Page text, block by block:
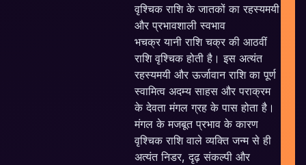
वृश्चिक राशि के जातकों का रहस्यमयी
और प्रभावशाली स्वभाव
भचक्र यानी राशि चक्र की आठवीं
राशि वृश्चिक होती है। इस अत्यंत
रहस्यमयी और ऊर्जावान राशि का पूर्ण
स्वामित्व अदम्य साहस और पराक्रम
के देवता मंगल ग्रह के पास होता है।
मंगल के मजबूत प्रभाव के कारण
वृश्चिक राशि वाले व्यक्ति जन्म से ही
अत्यंत निडर, दृढ़ संकल्पी और